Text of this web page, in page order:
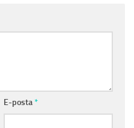
E-posta*